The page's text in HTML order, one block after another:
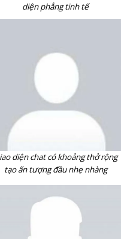
diện phẳng tinh tế
diện chat có khoảng thở rộng
tạo ấn tượng đầu nhẹ nhàng